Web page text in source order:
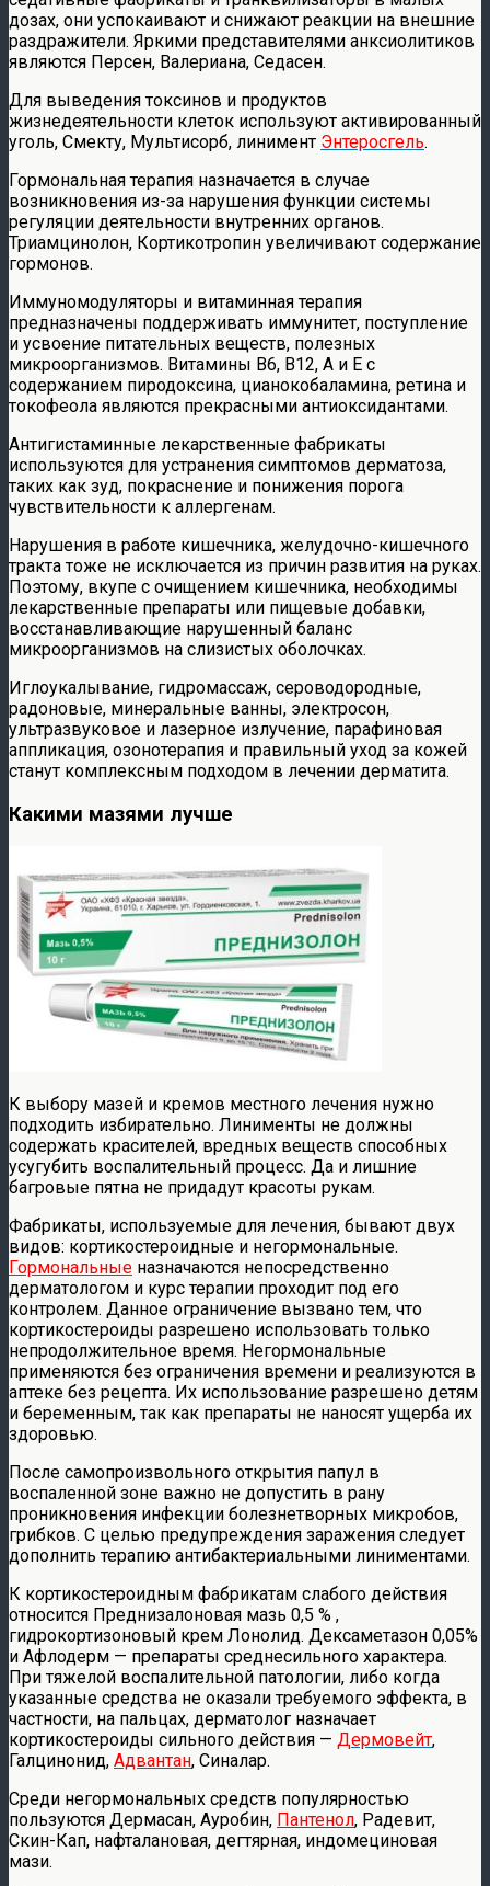
дозах, они успокаивают и снижают реакции на внешние
раздражители. Яркими представителями анксиолитиков
являются Персен, Валериана, Седасен.
Для выведения токсинов и продуктов
жизнедеятельности клеток используют активированный
уголь, Смекту, Мультисорб, линимент Энтеросгель.
Гормональная терапия назначается в случае
возникновения из-за нарушения функции системы
регуляции деятельности внутренних органов.
Триамцинолон, Кортикотропин увеличивают содержание
гормонов.
Иммуномодуляторы и витаминная терапия
предназначены поддерживать иммунитет, поступление
и усвоение питательных веществ, полезных
микроорганизмов. Витамины В6, В12, А и Е с
содержанием пиродоксина, цианокобаламина, ретина и
токофеола являются прекрасными антиоксидантами.
Антигистаминные лекарственные фабрикаты
используются для устранения симптомов дерматоза,
таких как зуд, покраснение и понижения порога
чувствительности к аллергенам.
Нарушения в работе кишечника, желудочно-кишечного
тракта тоже не исключается из причин развития на руках.
Поэтому, вкупе с очищением кишечника, необходимы
лекарственные препараты или пищевые добавки,
восстанавливающие нарушенный баланс
микроорганизмов на слизистых оболочках.
Иглоукалывание, гидромассаж, сероводородные,
радоновые, минеральные ванны, электросон,
ультразвуковое и лазерное излучение, парафиновая
аппликация, озонотерапия и правильный уход за кожей
станут комплексным подходом в лечении дерматита.
Какими мазями лучше
К выбору мазей и кремов местного лечения нужно
подходить избирательно. Линименты не должны
содержать красителей, вредных веществ способных
усугубить воспалительный процесс. Да и лишние
багровые пятна не придадут красоты рукам.
Фабрикаты, используемые для лечения, бывают двух
видов: кортикостероидные и негормональные.
Гормональные назначаются непосредственно
дерматологом и курс терапии проходит под его
контролем. Данное ограничение вызвано тем, что
кортикостероиды разрешено использовать только
непродолжительное время. Негормональные
применяются без ограничения времени и реализуются в
аптеке без рецепта. Их использование разрешено детям
и беременным, так как препараты не наносят ущерба их
здоровью.
После самопроизвольного открытия папул в
воспаленной зоне важно не допустить в рану
проникновения инфекции болезнетворных микробов,
грибков. С целью предупреждения заражения следует
дополнить терапию антибактериальными линиментами.
К кортикостероидным фабрикатам слабого действия
относится Преднизалоновая мазь 0,5 % ,
гидрокортизоновый крем Лонолид. Дексаметазон 0,05%
и Афлодерм — препараты среднесильного характера.
При тяжелой воспалительной патологии, либо когда
указанные средства не оказали требуемого эффекта, в
частности, на пальцах, дерматолог назначает
кортикостероиды сильного действия — Дермовейт,
Галцинонид, Адвантан, Синалар.
Среди негормональных средств популярностью
пользуются Дермасан, Ауробин, Пантенол, Радевит,
Скин-Кап, нафталановая, дегтярная, индомециновая
мази.